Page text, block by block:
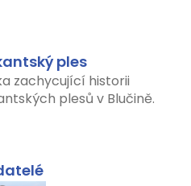
ples
zachycující historii
plesů v Blučině.